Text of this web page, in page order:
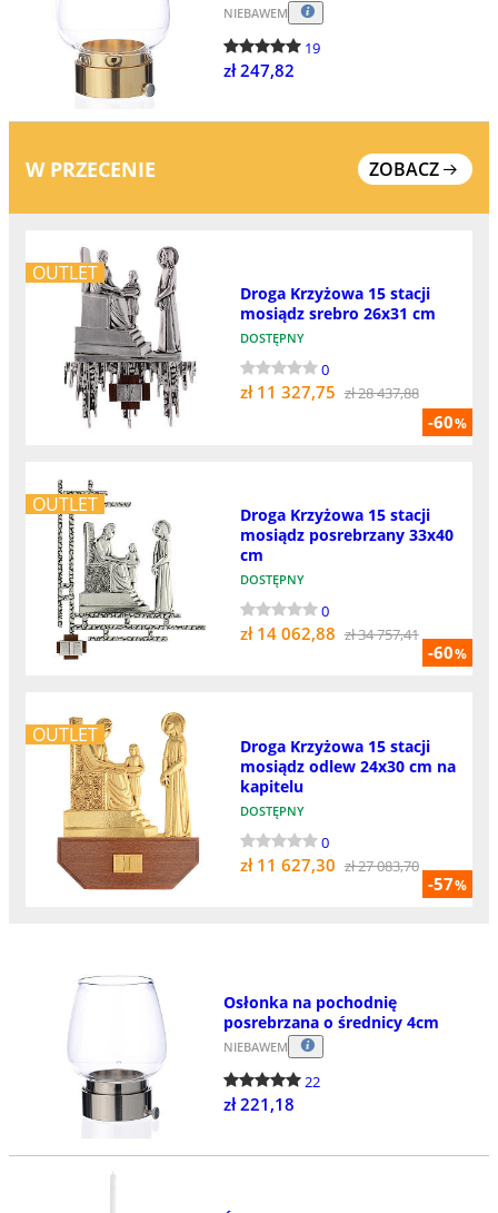
NIEBAWEM
19
zł 247,82
W PRZECENIE ZOBACZ
OUTLET
-60%
Droga Krzyżowa 15 stacji
mosiądz srebro 26x31 cm
DOSTĘPNY
0
zł 11 327,75 zł 28 437,88
OUTLET
-60%
Droga Krzyżowa 15 stacji
mosiądz posrebrzany 33x40
cm
DOSTĘPNY
0
zł 14 062,88 zł 34 757,41
OUTLET
-57%
Droga Krzyżowa 15 stacji
mosiądz odlew 24x30 cm na
kapitelu
DOSTĘPNY
0
zł 11 627,30 zł 27 083,70
Osłonka na pochodnię
posrebrzana o średnicy 4cm
NIEBAWEM
22
zł 221,18